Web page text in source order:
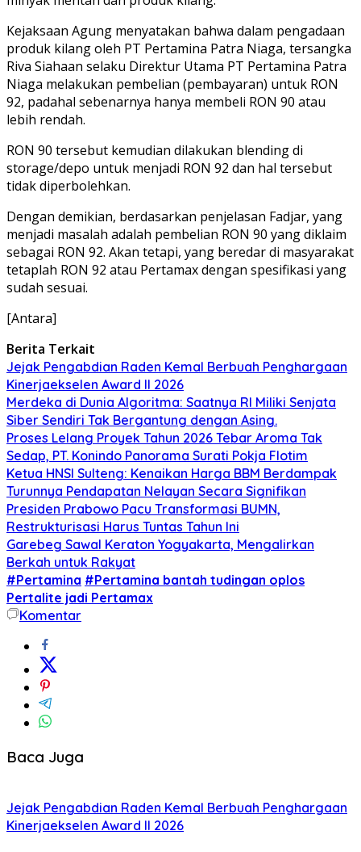
Kejaksaan Agung menyatakan bahwa dalam pengadaan
produk kilang oleh PT Pertamina Patra Niaga, tersangka
Riva Siahaan selaku Direktur Utama PT Pertamina Patra
Niaga melakukan pembelian (pembayaran) untuk RON
92, padahal sebenarnya hanya membeli RON 90 atau
lebih rendah.
RON 90 tersebut kemudian dilakukan blending di
storage/depo untuk menjadi RON 92 dan hal tersebut
tidak diperbolehkan.
Dengan demikian, berdasarkan penjelasan Fadjar, yang
menjadi masalah adalah pembelian RON 90 yang diklaim
sebagai RON 92. Akan tetapi, yang beredar di masyarakat
tetaplah RON 92 atau Pertamax dengan spesifikasi yang
sudah sesuai.
[Antara]
Berita Terkait
Jejak Pengabdian Raden Kemal Berbuah Penghargaan
Kinerjaekselen Award II 2026
Merdeka di Dunia Algoritma: Saatnya RI Miliki Senjata
Siber Sendiri Tak Bergantung dengan Asing.
Proses Lelang Proyek Tahun 2026 Tebar Aroma Tak
Sedap, PT. Konindo Panorama Surati Pokja Flotim
Ketua HNSI Sulteng: Kenaikan Harga BBM Berdampak
Turunnya Pendapatan Nelayan Secara Signifikan
Presiden Prabowo Pacu Transformasi BUMN,
Restrukturisasi Harus Tuntas Tahun Ini
Garebeg Sawal Keraton Yogyakarta, Mengalirkan
Berkah untuk Rakyat
#Pertamina #Pertamina bantah tudingan oplos
Pertalite jadi Pertamax
Komentar
Baca Juga
Jejak Pengabdian Raden Kemal Berbuah Penghargaan
Kinerjaekselen Award II 2026